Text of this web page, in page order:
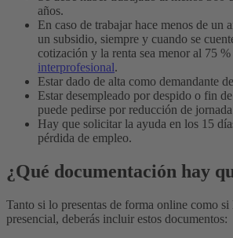
años.
En caso de trabajar hace menos de un
un subsidio, siempre y cuando se
cotización y la renta sea menor al 75 %
interprofesional.
Estar dado de alta como demandante
Estar desempleado por despido o fin de
puede pedirse por reducción de
Hay que solicitar la ayuda en los 15
pérdida de empleo.
¿Qué documentación hay
Tanto si lo presentas de forma online como si
presencial, deberás incluir estos documentos: